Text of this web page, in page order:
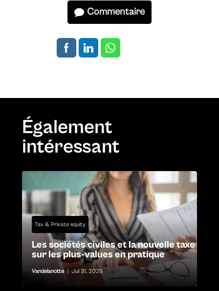
Commentaire
Également
intéressant
Tax & Private equity
Les sociétés civiles et la nouvelle taxe
sur les plus-values en pratique
Vandelanotte Jul 31, 2026